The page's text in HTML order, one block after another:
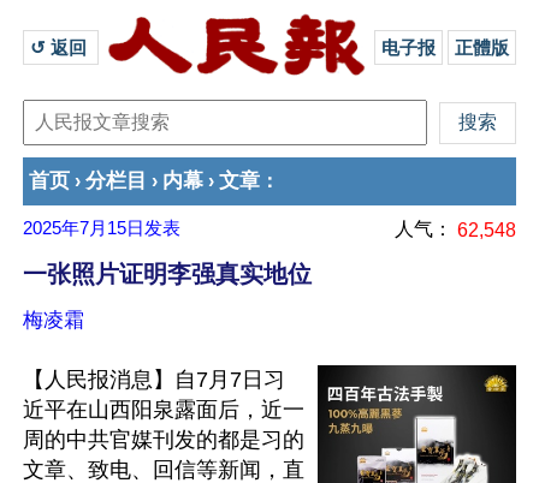
↺ 返回 电子报 正體版
首页 › 分栏目 › 内幕 › 文章 ：
2025年7月15日 发表 人气： 62,548
一张照片证明李强真实地位
梅凌霜
【人民报消息】自7月7日习
近平在山西阳泉露面后，近一
周的中共官媒刊发的都是习的
文章、致电、回信等新闻，直